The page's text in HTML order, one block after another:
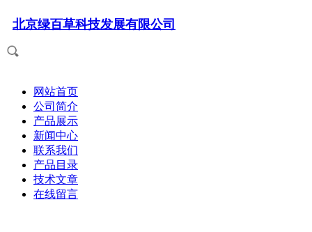
北京绿百草科技发展有限公司
网站首页
公司简介
产品展示
新闻中心
联系我们
产品目录
技术文章
在线留言